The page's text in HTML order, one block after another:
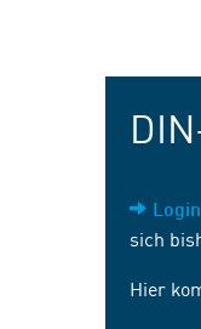
Login
sich
Hier